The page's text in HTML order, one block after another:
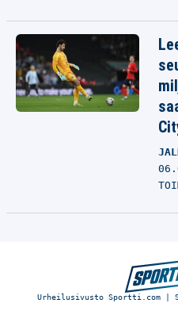
Urheilusivusto Sportti.com |